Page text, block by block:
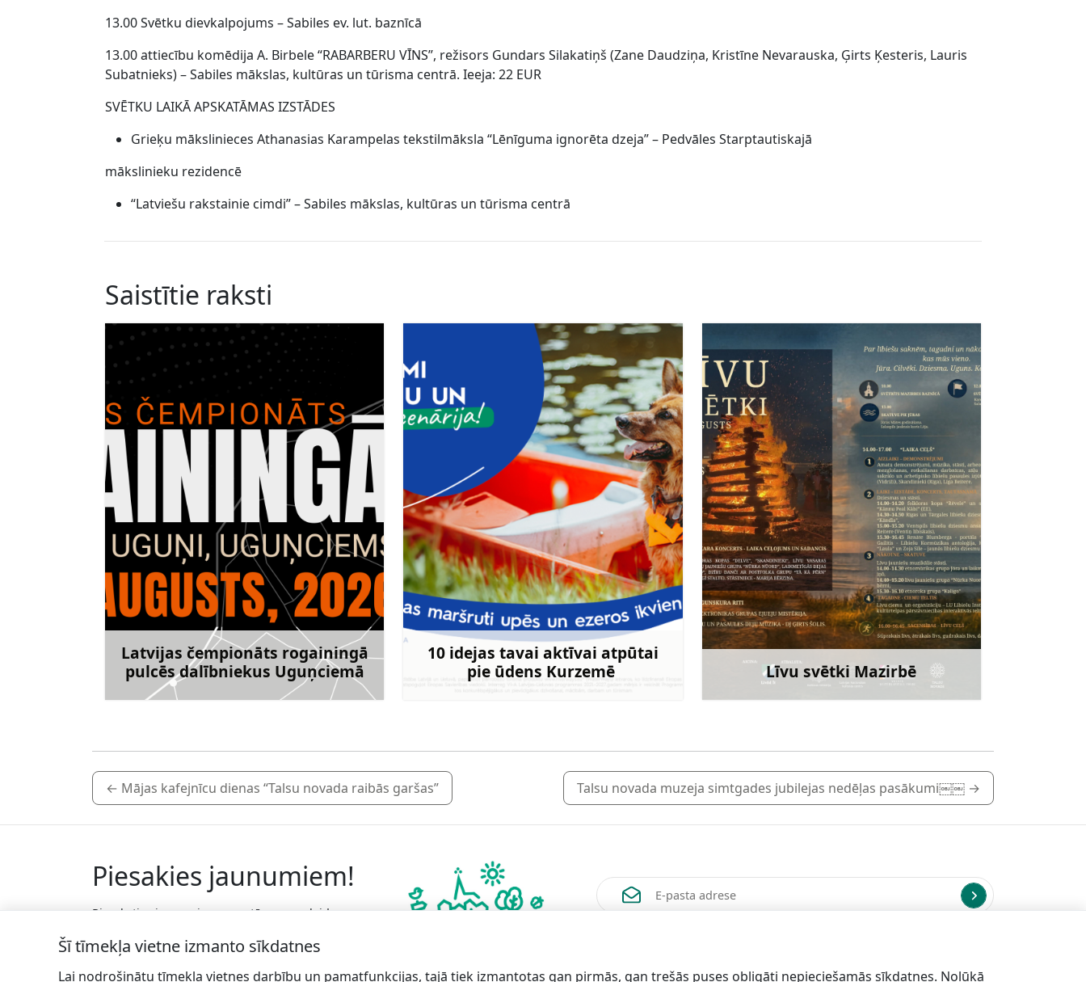
13.00 Svētku dievkalpojums – Sabiles ev. lut. baznīcā
13.00 attiecību komēdija A. Birbele “RABARBERU VĪNS”, režisors Gundars Silakatiņš (Zane Daudziņa, Kristīne Nevarauska, Ģirts Ķesteris, Lauris
Subatnieks) – Sabiles mākslas, kultūras un tūrisma centrā. Ieeja: 22 EUR
SVĒTKU LAIKĀ APSKATĀMAS IZSTĀDES
Grieķu mākslinieces Athanasias Karampelas tekstilmāksla “Lēnīguma ignorēta dzeja” – Pedvāles Starptautiskajā
mākslinieku rezidencē
“Latviešu rakstainie cimdi” – Sabiles mākslas, kultūras un tūrisma centrā
Saistītie raksti
Latvijas čempionāts rogainingā
pulcēs dalībniekus Uguņciemā
Uzzināt vairāk
10 idejas tavai aktīvai atpūtai
pie ūdens Kurzemē
Uzzināt vairāk
Līvu svētki Mazirbē
Uzzināt vairāk
← Mājas kafejnīcu dienas “Talsu novada raibās garšas” Talsu novada muzeja simtgades jubilejas nedēļas pasākumi￼￼ →
Piesakies jaunumiem!
Pieraksties jaunumiem e-pastā un nepalaid
Šī tīmekļa vietne izmanto sīkdatnes
Lai nodrošinātu tīmekļa vietnes darbību un pamatfunkcijas, tajā tiek izmantotas gan pirmās, gan trešās puses obligāti nepieciešamās sīkdatnes. Nolūkā